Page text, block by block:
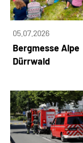
05.07.2026
Bergmesse Alpe
Dürrwald